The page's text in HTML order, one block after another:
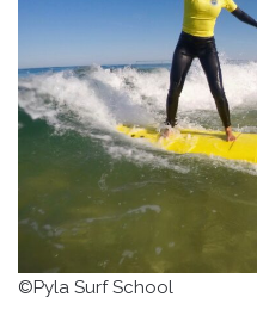
©Pyla Surf School